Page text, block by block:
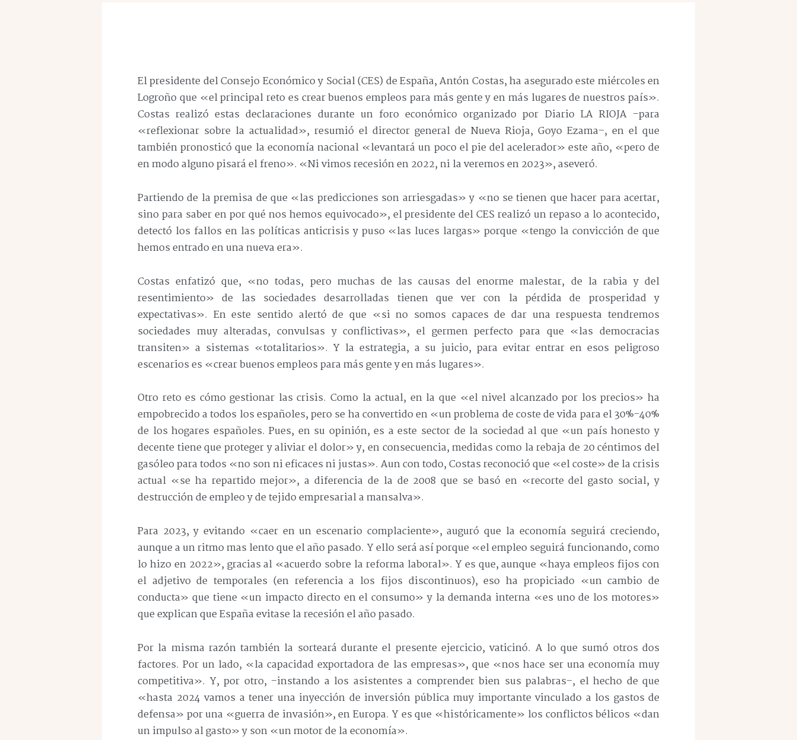
El presidente del Consejo Económico y Social (CES) de España, Antón Costas, ha asegurado este miércoles en
Logroño que «el principal reto es crear buenos empleos para más gente y en más lugares de nuestros país».
Costas realizó estas declaraciones durante un foro económico organizado por Diario LA RIOJA –para
«reflexionar sobre la actualidad», resumió el director general de Nueva Rioja, Goyo Ezama–, en el que
también pronosticó que la economía nacional «levantará un poco el pie del acelerador» este año, «pero de
en modo alguno pisará el freno». «Ni vimos recesión en 2022, ni la veremos en 2023», aseveró.
Partiendo de la premisa de que «las predicciones son arriesgadas» y «no se tienen que hacer para acertar,
sino para saber en por qué nos hemos equivocado», el presidente del CES realizó un repaso a lo acontecido,
detectó los fallos en las políticas anticrisis y puso «las luces largas» porque «tengo la convicción de que
hemos entrado en una nueva era».
Costas enfatizó que, «no todas, pero muchas de las causas del enorme malestar, de la rabia y del
resentimiento» de las sociedades desarrolladas tienen que ver con la pérdida de prosperidad y
expectativas». En este sentido alertó de que «si no somos capaces de dar una respuesta tendremos
sociedades muy alteradas, convulsas y conflictivas», el germen perfecto para que «las democracias
transiten» a sistemas «totalitarios». Y la estrategia, a su juicio, para evitar entrar en esos peligroso
escenarios es «crear buenos empleos para más gente y en más lugares».
Otro reto es cómo gestionar las crisis. Como la actual, en la que «el nivel alcanzado por los precios» ha
empobrecido a todos los españoles, pero se ha convertido en «un problema de coste de vida para el 30%-40%
de los hogares españoles. Pues, en su opinión, es a este sector de la sociedad al que «un país honesto y
decente tiene que proteger y aliviar el dolor» y, en consecuencia, medidas como la rebaja de 20 céntimos del
gasóleo para todos «no son ni eficaces ni justas». Aun con todo, Costas reconoció que «el coste» de la crisis
actual «se ha repartido mejor», a diferencia de la de 2008 que se basó en «recorte del gasto social, y
destrucción de empleo y de tejido empresarial a mansalva».
Para 2023, y evitando «caer en un escenario complaciente», auguró que la economía seguirá creciendo,
aunque a un ritmo mas lento que el año pasado. Y ello será así porque «el empleo seguirá funcionando, como
lo hizo en 2022», gracias al «acuerdo sobre la reforma laboral». Y es que, aunque «haya empleos fijos con
el adjetivo de temporales (en referencia a los fijos discontinuos), eso ha propiciado «un cambio de
conducta» que tiene «un impacto directo en el consumo» y la demanda interna «es uno de los motores»
que explican que España evitase la recesión el año pasado.
Por la misma razón también la sorteará durante el presente ejercicio, vaticinó. A lo que sumó otros dos
factores. Por un lado, «la capacidad exportadora de las empresas», que «nos hace ser una economía muy
competitiva». Y, por otro, –instando a los asistentes a comprender bien sus palabras–, el hecho de que
«hasta 2024 vamos a tener una inyección de inversión pública muy importante vinculado a los gastos de
defensa» por una «guerra de invasión», en Europa. Y es que «históricamente» los conflictos bélicos «dan
un impulso al gasto» y son «un motor de la economía».